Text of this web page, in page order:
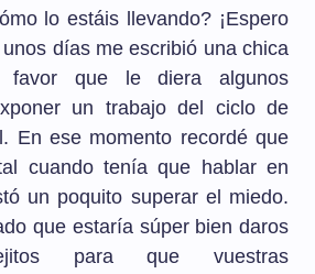
lo estáis llevando? ¡Espero
días me escribió una chica
favor que le diera algunos
un trabajo del ciclo de
En ese momento recordé que
cuando tenía que hablar en
un poquito superar el miedo.
que estaría súper bien daros
para que vuestras